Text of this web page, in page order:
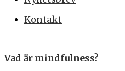
Kontakt
Vad är mindfulness?